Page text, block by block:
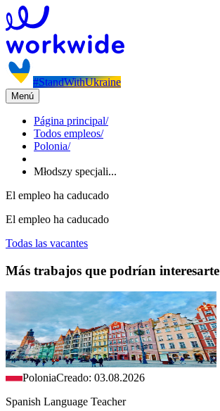
#StandWithUkraine
Menú
Página principal/
Todos empleos/
Polonia/
Młodszy specjali...
El empleo ha caducado
El empleo ha caducado
Todas las vacantes
Más trabajos que podrían interesarte
PoloniaCreado: 03.08.2026
Spanish Language Teacher